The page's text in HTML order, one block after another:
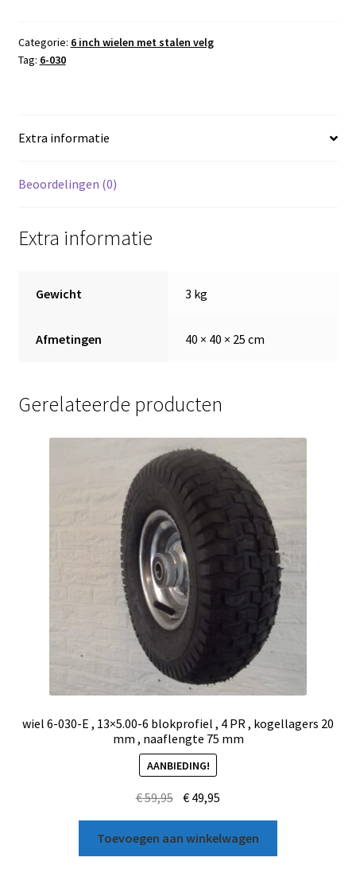
2.50-
6
PR
kogellagers
aantal
Categorie: 6 inch wielen met stalen velg
Tag: 6-030
Extra informatie
Beoordelingen (0)
Extra informatie
Gewicht 3 kg
Afmetingen 40 × 40 × 25 cm
Gerelateerde producten
wiel 6-030-E , 13×5.00-6 blokprofiel , 4 PR , kogellagers 20
mm , naaflengte 75 mm
AANBIEDING!
€59,95 € 49,95
Toevoegen aan winkelwagen